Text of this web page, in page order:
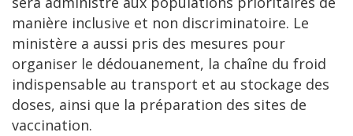
manière inclusive et non discriminatoire. Le
ministère a aussi pris des mesures pour
organiser le dédouanement, la chaîne du froid
indispensable au transport et au stockage des
doses, ainsi que la préparation des sites de
vaccination.